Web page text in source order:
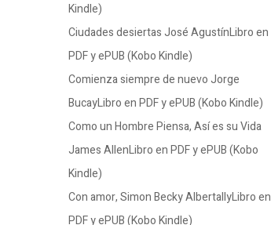
Kindle)
Ciudades desiertas José AgustínLibro en
PDF y ePUB (Kobo Kindle)
Comienza siempre de nuevo Jorge
BucayLibro en PDF y ePUB (Kobo Kindle)
Como un Hombre Piensa, Así es su Vida
James AllenLibro en PDF y ePUB (Kobo
Kindle)
Con amor, Simon Becky AlbertallyLibro en
PDF y ePUB (Kobo Kindle)